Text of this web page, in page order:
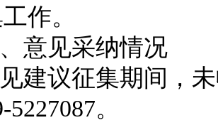
作。
意见采纳情况
建议征集期间，
5227087。